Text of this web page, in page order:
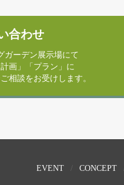
合わせ
ガーデン展示場にて
計画」「プラン」に
相談をお受けします。
EVENT CONCEPT